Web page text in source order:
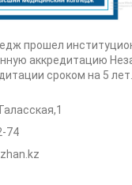
прошел
аккредитацию
сроком на 5 лет.
74